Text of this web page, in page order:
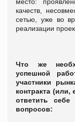
качеств,
сетью, уже во
реализации
Что же
успешной
участники
контракта (или,
ответить
вопросов: